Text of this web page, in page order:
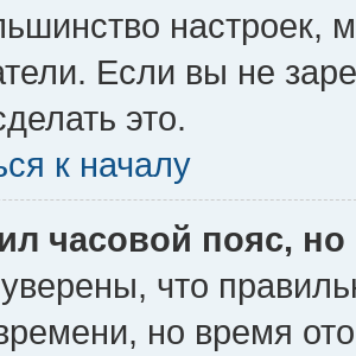
настроек,
Если вы не
это.
к началу
часовой пояс,
что
но время